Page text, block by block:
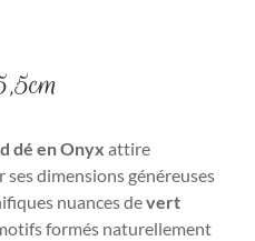
dé en Onyx attire
dimensions généreuses
nuances devert
motifs formés naturellement